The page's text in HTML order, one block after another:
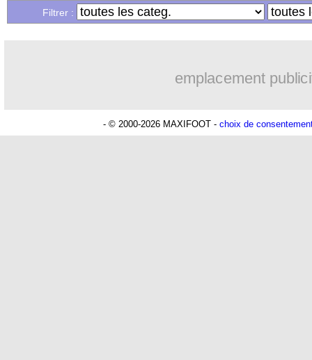
Filtrer :
emplacement
- © 2000-2026 MAXIFOOT - choix de